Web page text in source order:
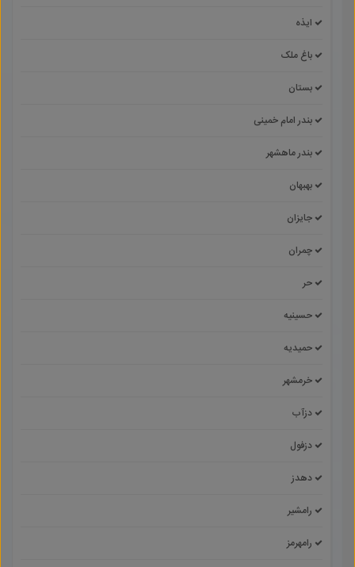
ایذه
باغ ملک
بستان
بندر امام خمینی
بندر ماهشهر
بهبهان
جایزان
چمران
حر
حسینیه
حمیدیه
خرمشهر
دزآب
دزفول
دهدز
رامشیر
رامهرمز